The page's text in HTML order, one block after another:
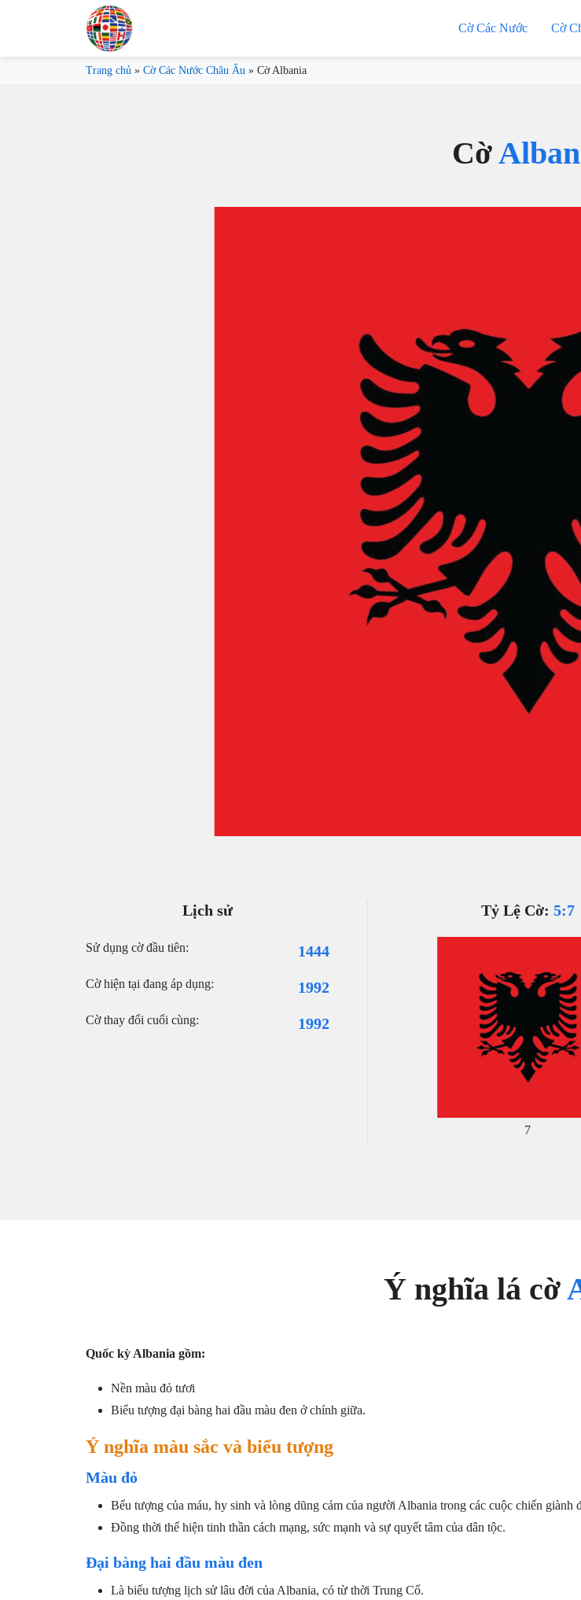
Cờ Các Nước Cờ
Trang chủ » Cờ Các Nước Châu Âu » Cờ Albania
Cờ
Lịch sử
Sử dụng cờ đầu tiên: 1444
Cờ hiện tại đang áp dụng: 1992
Cờ thay đổi cuối cùng: 1992
Tỷ Lệ Cờ: 5:7
7
Ý nghĩa lá cờ
Quốc kỳ Albania gồm:
Nền màu đỏ tươi
Biểu tượng đại bàng hai đầu màu đen ở chính giữa.
Ý nghĩa màu sắc và biểu tượng
Màu đỏ
Bểu tượng của máu, hy sinh và lòng dũng cảm của người Albania trong các cuộc chiến giành
Đồng thời thể hiện tinh thần cách mạng, sức mạnh và sự quyết tâm của dân tộc.
Đại bàng hai đầu màu đen
Là biểu tượng lịch sử lâu đời của Albania, có từ thời Trung Cổ.